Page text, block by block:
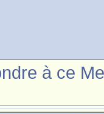
à ce